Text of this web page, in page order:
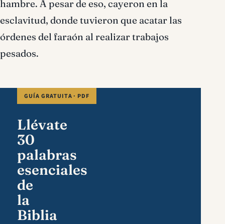
hambre. A pesar de eso, cayeron en la
esclavitud, donde tuvieron que acatar las
órdenes del faraón al realizar trabajos
pesados.
GUÍA GRATUITA · PDF
Llévate
30
palabras
esenciales
de
la
Biblia